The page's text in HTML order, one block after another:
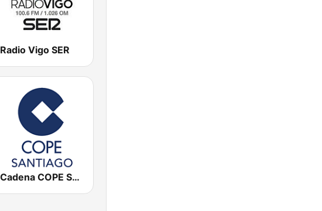
Radio Vigo SER
Cadena COPE Santiago